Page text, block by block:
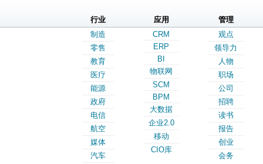
行业
制造
零售
教育
医疗
能源
政府
电信
航空
媒体
汽车
应用
CRM
ERP
BI
物联网
SCM
BPM
大数据
企业2.0
移动
CIO库
管理
观点
领导力
人物
职场
公司
招聘
读书
报告
创业
会务